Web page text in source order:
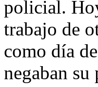
policial.
trabajo de
como día
negaban